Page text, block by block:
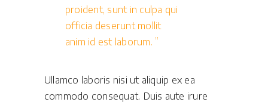
proident, sunt in culpa qui
officia deserunt mollit
anim id est laborum.
Ullamco laboris nisi ut aliquip ex ea
commodo consequat. Duis aute irure